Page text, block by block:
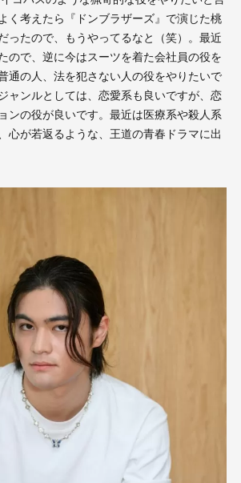
く考えたら『ドンブラザーズ』で演じた桃
ったので、もうやってるなと（笑）。最近
ので、逆に今はスーツを着た会社員の役を
通の人、法を犯さない人の役をやりたいで
ャンルとしては、恋愛系も良いですが、恋
ンの役が良いです。最近は医療系や殺人系
心が若返るような、王道の青春ドラマに出